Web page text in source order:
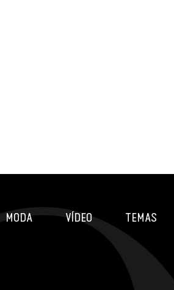
MODA VÍDEO TEMAS